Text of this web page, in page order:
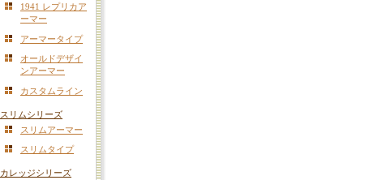
1941 レプリカア
ーマー
アーマータイプ
オールドデザイ
ンアーマー
カスタムライン
スリムシリーズ
スリムアーマー
スリムタイプ
カレッジシリーズ